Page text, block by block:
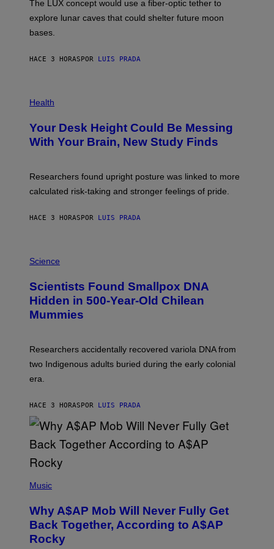
I
M
E
D
R
I
L
T
T
I
M
A
The LUX concept would use a fiber-optic tether to
explore lunar caves that could shelter future moon
bases.
HACE 3 HORAS POR LUIS PRADA
H
O
:
B
U
A
O
/
G
T
Y
I
E
Health
Your Desk Height Could Be Messing
With Your Brain, New Study Finds
Researchers found upright posture was linked to more
calculated risk-taking and stronger feelings of pride.
HACE 3 HORAS POR LUIS PRADA
M
H
,
M
U
L
D
R
I
L
E
N
U
M
Y
H
A
N
T
H
Science
Scientists Found Smallpox DNA
Hidden in 500-Year-Old Chilean
Mummies
Researchers accidentally recovered variola DNA from
two Indigenous adults buried during the early colonial
era.
HACE 3 HORAS POR LUIS PRADA
P
T
O
B
Y
Music
Why A$AP Mob Will Never Fully Get
Back Together, According to A$AP
Rocky